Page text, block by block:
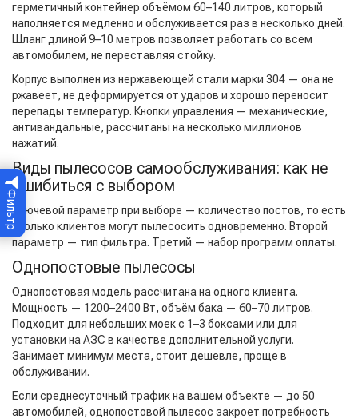
Фильтр
герметичный контейнер объёмом 60–140 литров, который
наполняется медленно и обслуживается раз в несколько дней.
Шланг длиной 9–10 метров позволяет работать со всем
автомобилем, не переставляя стойку.
Корпус выполнен из нержавеющей стали марки 304 — она не
ржавеет, не деформируется от ударов и хорошо переносит
перепады температур. Кнопки управления — механические,
антивандальные, рассчитаны на несколько миллионов
нажатий.
Виды пылесосов самообслуживания: как не
ошибиться с выбором
Ключевой параметр при выборе — количество постов, то есть
сколько клиентов могут пылесосить одновременно. Второй
параметр — тип фильтра. Третий — набор программ оплаты.
Однопостовые пылесосы
Однопостовая модель рассчитана на одного клиента.
Мощность — 1200–2400 Вт, объём бака — 60–70 литров.
Подходит для небольших моек с 1–3 боксами или для
установки на АЗС в качестве дополнительной услуги.
Занимает минимум места, стоит дешевле, проще в
обслуживании.
Если среднесуточный трафик на вашем объекте — до 50
автомобилей, однопостовой пылесос закроет потребность